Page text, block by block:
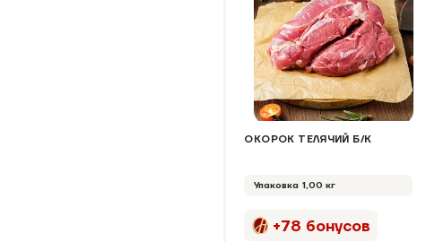
ОКОРОК ТЕЛЯЧИЙ Б/К
Упаковка 1,00 кг
+78 бонусов